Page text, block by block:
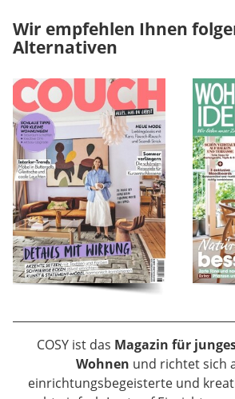
Wir empfehlen Ihnen
Alternativen
COSY ist das Magazin für
Wohnen und richtet sich
einrichtungsbegeisterte und